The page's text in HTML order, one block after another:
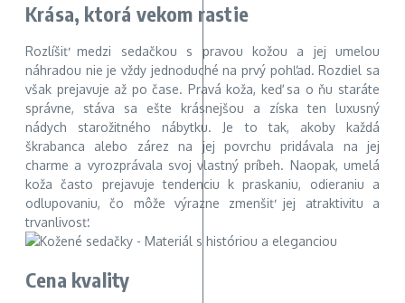
Krása, ktorá vekom rastie
Rozlíšiť medzi sedačkou s pravou kožou a jej umelou
náhradou nie je vždy jednoduché na prvý pohľad. Rozdiel sa
však prejavuje až po čase. Pravá koža, keď sa o ňu staráte
správne, stáva sa ešte krásnejšou a získa ten luxusný
nádych starožitného nábytku. Je to tak, akoby každá
škrabanca alebo zárez na jej povrchu pridávala na jej
charme a vyrozprávala svoj vlastný príbeh. Naopak, umelá
koža často prejavuje tendenciu k praskaniu, odieraniu a
odlupovaniu, čo môže výrazne zmenšiť jej atraktivitu a
trvanlivosť.
Cena kvality